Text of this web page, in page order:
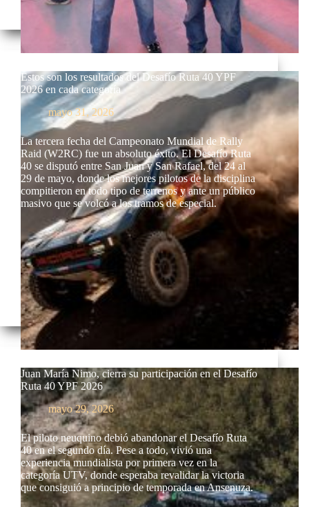
Estos son los resultados del Desafío Ruta 40 YPF
2026 en cada categoría
mayo 31, 2026
La tercera fecha del Campeonato Mundial de Rally
Raid (W2RC) fue un absoluto éxito. El Desafío Ruta
40 se disputó entre San Juan y San Rafael, del 24 al
29 de mayo, donde los mejores pilotos de la disciplina
compitieron en todo tipo de terrenos y ante un público
masivo que se volcó a los tramos de especial.
Juan María Nimo, cierra su participación en el Desafío
Ruta 40 YPF 2026
mayo 29, 2026
El piloto neuquino debió abandonar el Desafío Ruta
40 en el segundo día. Pese a todo, vivió una
experiencia mundialista por primera vez en la
categoría UTV, donde esperaba revalidar la victoria
que consiguió a principio de temporada en Ansenuza.